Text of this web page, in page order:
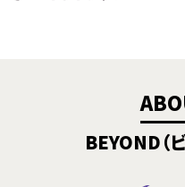
BEYOND（